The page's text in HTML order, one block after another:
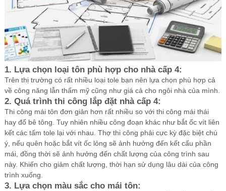
1. Lựa chọn loại tôn phù hợp cho nhà cấp 4:
Trên thị trường có rất nhiều loại tole bạn nên lựa chọn phù hợp cả
về công năng lẫn thẩm mỹ cũng như giá cả cho ngôi nhà của mình.
2. Quá trình thi công lắp đặt nhà cấp 4:
Thi công mái tôn đơn giản hơn rất nhiều so với thi công mái thái
hay đổ bê tông. Tuy nhiên nhiều công đoạn khác như bắt ốc vít liên
kết các tấm tole lại với nhau. Thợ thi công phải cực kỳ đặc biệt chú
ý, nếu quên hoặc bắt vít ốc lỏng sẽ ảnh hưởng đến kết cấu phần
mái, đồng thời sẽ ảnh hưởng đến chất lượng của công trình sau
này. Khiến cho giảm chất lượng, thời hạn sử dụng lâu dài của công
trình xuống.
3. Lựa chọn màu sắc cho mái tôn: